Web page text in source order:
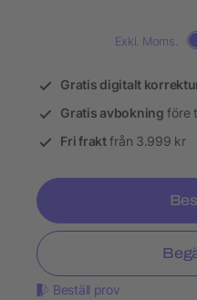
Exkl. Moms.
Gratis digitalt
Gratis avbokning före
Fri fraktfrån 3.999 kr
Beställ prov